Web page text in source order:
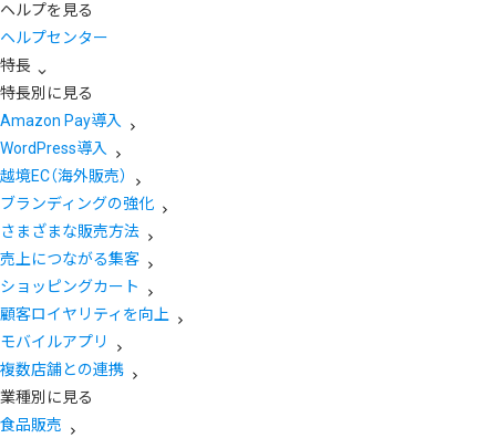
ヘルプを見る
ヘルプセンター
特長
特長別に見る
Amazon Pay導入
WordPress導入
越境EC（海外販売）
ブランディングの強化
さまざまな販売方法
売上につながる集客
ショッピングカート
顧客ロイヤリティを向上
モバイルアプリ
複数店舗との連携
業種別に見る
食品販売